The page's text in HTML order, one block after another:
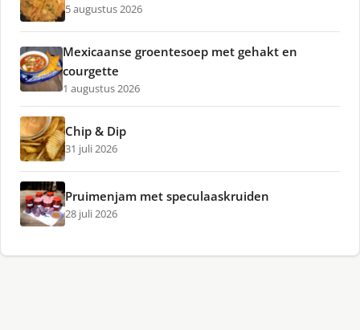
5 augustus 2026
Mexicaanse groentesoep met gehakt en
courgette
1 augustus 2026
Chip & Dip
31 juli 2026
Pruimenjam met speculaaskruiden
28 juli 2026